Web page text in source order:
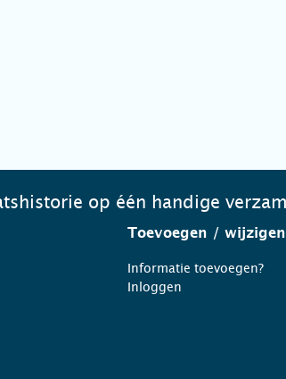
op één handige
Toevoegen / wijzigen
Informatie toevoegen?
Inloggen